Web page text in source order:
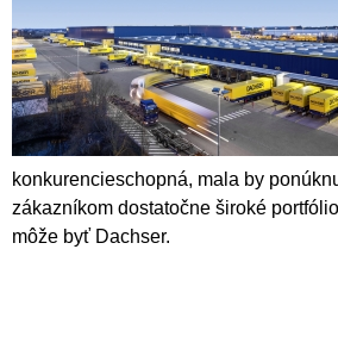
konkurencieschopná, mala by
zákazníkom dostatočne široké
môže byť Dachser.